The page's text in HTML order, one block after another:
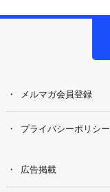
メルマガ会員登録
プライバシーポリシー
広告掲載